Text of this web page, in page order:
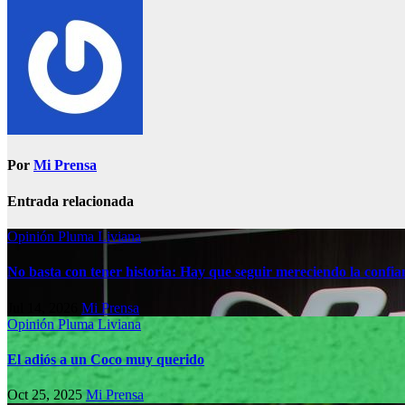
Por Mi Prensa
Entrada relacionada
Opinión Pluma Liviana
No basta con tener historia: Hay que seguir mereciendo la
Mi Prensa
Opinión Pluma Liviana
El adiós a un Coco muy querido
Oct 25, 2025 Mi Prensa